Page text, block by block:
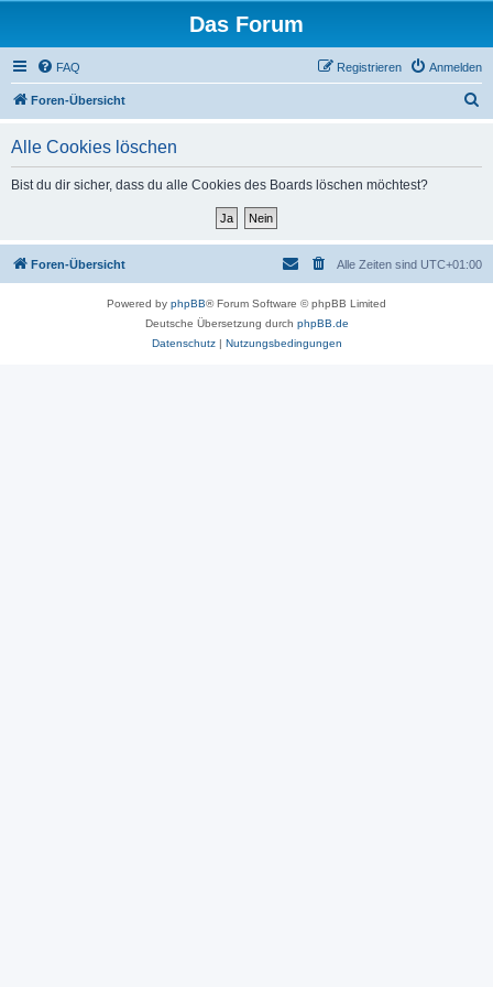
Das Forum
FAQ Anmelden
Registrieren
Foren-Übersicht
Alle Cookies löschen
Bist du dir sicher, dass du alle Cookies des Boards löschen möchtest?
Foren-Übersicht Alle Zeiten sind UTC+01:00
Powered by phpBB® Forum Software © phpBB Limited
Deutsche Übersetzung durch phpBB.de
Datenschutz| Nutzungsbedingungen